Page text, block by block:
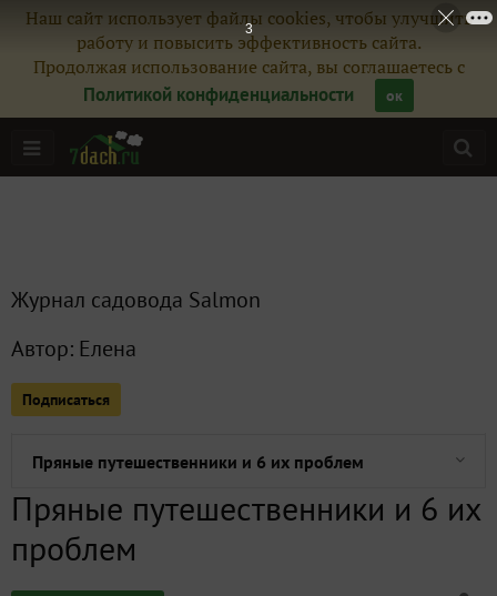
Наш сайт использует файлы cookies, чтобы улучшить
работу и повысить эффективность сайта.
Продолжая использование сайта, вы соглашаетесь с
Политикой конфиденциальности
ок
Журнал садовода Salmon
Автор: Елена
Подписаться
Все публикации 19
Сейчас обсуждают
Плод-загадка
Вылазка в магазин семян
Удивительный цветок
Пряные путешественники и 6 их проблем
Обыденное и необычное
Очаровательное трио
Пряные путешественники и 6 их
проблем
1